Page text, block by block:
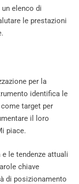
elenco di
le prestazioni
per la
identifica le
target per
il loro
piace.
le tendenze attuali
chiave
di posizionamento